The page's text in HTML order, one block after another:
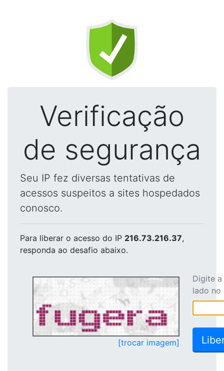
Verificação
de segurança
Seu IP fez diversas tentativas de
acessos suspeitos a sites hospedados
conosco.
Para liberar o acesso do IP 216.73.216.37,
responda ao desafio abaixo.
[trocar imagem]
Digite
lado no